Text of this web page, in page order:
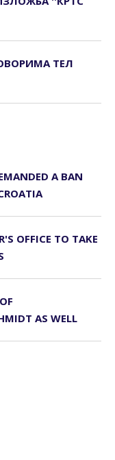
ТЕЛ
A BAN
OFFICE TO TAKE
AS WELL